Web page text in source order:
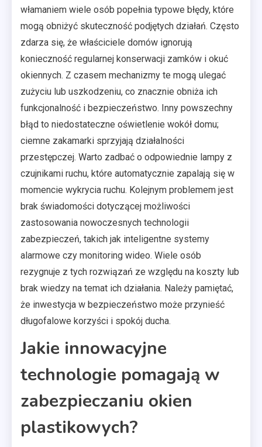
włamaniem wiele osób popełnia typowe błędy, które
mogą obniżyć skuteczność podjętych działań. Często
zdarza się, że właściciele domów ignorują
konieczność regularnej konserwacji zamków i okuć
okiennych. Z czasem mechanizmy te mogą ulegać
zużyciu lub uszkodzeniu, co znacznie obniża ich
funkcjonalność i bezpieczeństwo. Inny powszechny
błąd to niedostateczne oświetlenie wokół domu;
ciemne zakamarki sprzyjają działalności
przestępczej. Warto zadbać o odpowiednie lampy z
czujnikami ruchu, które automatycznie zapalają się w
momencie wykrycia ruchu. Kolejnym problemem jest
brak świadomości dotyczącej możliwości
zastosowania nowoczesnych technologii
zabezpieczeń, takich jak inteligentne systemy
alarmowe czy monitoring wideo. Wiele osób
rezygnuje z tych rozwiązań ze względu na koszty lub
brak wiedzy na temat ich działania. Należy pamiętać,
że inwestycja w bezpieczeństwo może przynieść
długofalowe korzyści i spokój ducha.
Jakie innowacyjne
technologie pomagają w
zabezpieczaniu okien
plastikowych?